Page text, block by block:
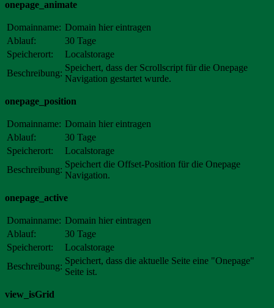
onepage_animate
Domainname: Domain hier eintragen
Ablauf:
30 Tage
Speicherort:
Localstorage
Beschreibung:
Speichert, dass der Scrollscript für die Onepage
Navigation gestartet wurde.
onepage_position
Domainname: Domain hier eintragen
Ablauf:
30 Tage
Speicherort:
Localstorage
Beschreibung:
Speichert die Offset-Position für die Onepage
Navigation.
onepage_active
Domainname: Domain hier eintragen
Ablauf:
30 Tage
Speicherort:
Localstorage
Beschreibung:
Speichert, dass die aktuelle Seite eine "Onepage"
Seite ist.
view_isGrid